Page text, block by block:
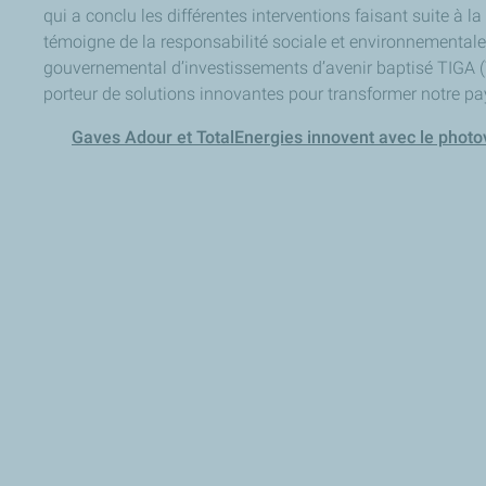
qui a conclu les différentes interventions faisant suite à
témoigne de la responsabilité sociale et
gouvernemental d’investissements d’avenir baptisé
porteur de solutions innovantes pour transformer notre
Gaves Adour et TotalEnergies innovent avec le